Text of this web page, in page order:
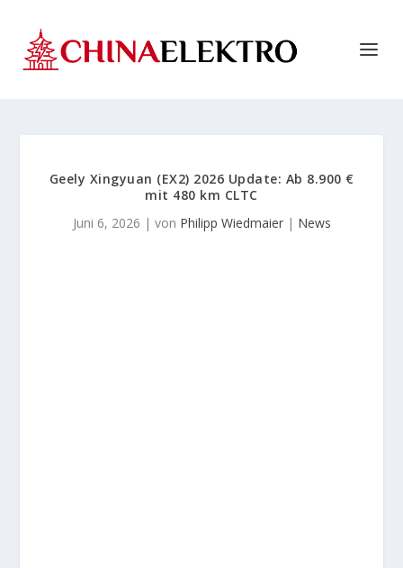
Geely Xingyuan (EX2) 2026 Update: Ab 8.900 €
mit 480 km CLTC
Juni 6, 2026 | von Philipp Wiedmaier| News